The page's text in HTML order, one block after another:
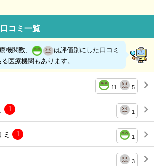
コミ一覧
機関数、
は評価別にした口コミ
医療機関もあります。
11 5
1
1
1
1
3